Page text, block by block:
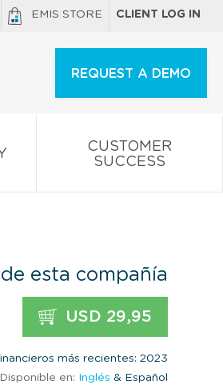
EMIS STORE CLIENT LOG IN
REQUEST A DEMO
CUSTOMER
SUCCESS
esta compañía
USD 29,95
más recientes: 2023
Disponible en: Inglés & Español